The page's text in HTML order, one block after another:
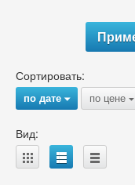
Сортировать:
по дате{ по цене {
Вид:
A B C